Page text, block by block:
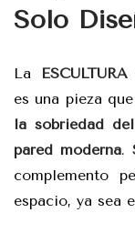
Solo
La
es una pieza que
la sobriedad
pared moderna.
complemento
espacio, ya sea